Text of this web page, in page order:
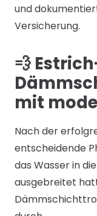
und
Versicherung.
💨
mit
Nach der
entscheidende
das Wasser in
ausgebreitet